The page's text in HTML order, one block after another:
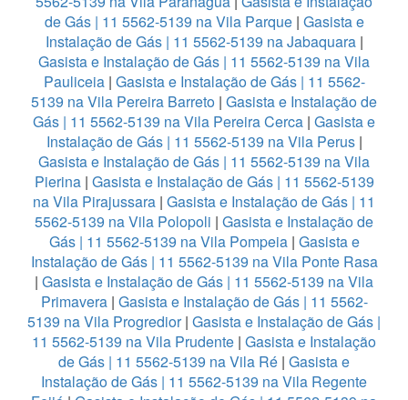
de Gás | 11 5562-5139 na Vila Parque| Gasista e
Instalação de Gás | 11 5562-5139 na Jabaquara|
Gasista e Instalação de Gás | 11 5562-5139 na Vila
Pauliceia| Gasista e Instalação de Gás | 11 5562-
5139 na Vila Pereira Barreto | Gasista e Instalação de
Gás | 11 5562-5139 na Vila Pereira Cerca | Gasista e
Instalação de Gás | 11 5562-5139 na Vila Perus|
Gasista e Instalação de Gás | 11 5562-5139 na Vila
Pierina| Gasista e Instalação de Gás | 11 5562-5139
na Vila Pirajussara | Gasista e Instalação de Gás | 11
5562-5139 na Vila Polopoli | Gasista e Instalação de
Gás | 11 5562-5139 na Vila Pompeia| Gasista e
Instalação de Gás | 11 5562-5139 na Vila Ponte Rasa
| Gasista e Instalação de Gás | 11 5562-5139 na Vila
Primavera| Gasista e Instalação de Gás | 11 5562-
5139 na Vila Progredior| Gasista e Instalação de Gás |
11 5562-5139 na Vila Prudente | Gasista e Instalação
de Gás | 11 5562-5139 na Vila Ré | Gasista e
Instalação de Gás | 11 5562-5139 na Vila Regente